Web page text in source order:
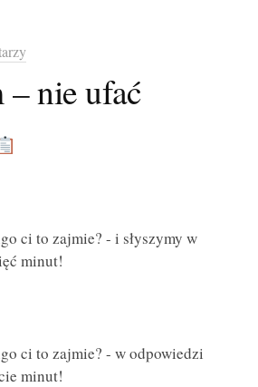
– nie ufać
ci to zajmie? - i słyszymy w
minut!
ci to zajmie? - w odpowiedzi
minut!